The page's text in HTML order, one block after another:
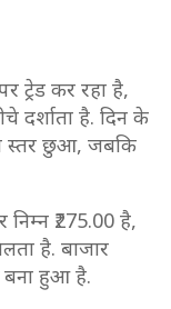
ट्रेड कर रहा है,
दर्शाता है. दिन के
स्तर छुआ, जबकि
₹275.00 है,
है. बाजार
हुआ है.